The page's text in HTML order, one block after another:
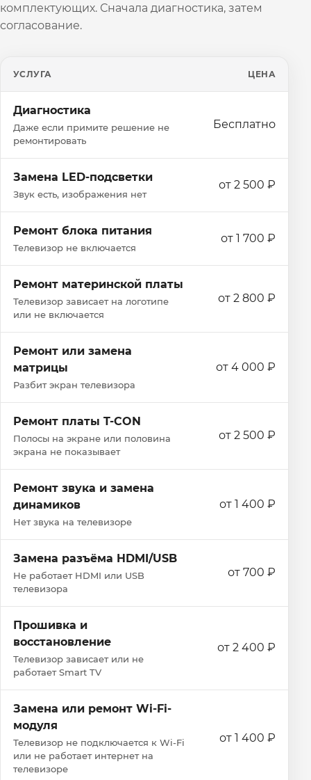
комплектующих. Сначала диагностика, затем
согласование.
УСЛУГА ЦЕНА
Диагностика
Даже если примите решение не
ремонтировать
Бесплатно
Замена LED-подсветки
Звук есть, изображения нет
от 2 500 ₽
Ремонт блока питания
Телевизор не включается
от 1 700 ₽
Ремонт материнской платы
Телевизор зависает на логотипе
или не включается
от 2 800 ₽
Ремонт или замена
матрицы
Разбит экран телевизора
от 4 000 ₽
Ремонт платы T-CON
Полосы на экране или половина
экрана не показывает
от 2 500 ₽
Ремонт звука и замена
динамиков
Нет звука на телевизоре
от 1 400 ₽
Замена разъёма HDMI/USB
Не работает HDMI или USB
телевизора
от 700 ₽
Прошивка и
восстановление
Телевизор зависает или не
работает Smart TV
от 2 400 ₽
Замена или ремонт Wi‑Fi-
модуля
Телевизор не подключается к Wi‑Fi
или не работает интернет на
телевизоре
от 1 400 ₽